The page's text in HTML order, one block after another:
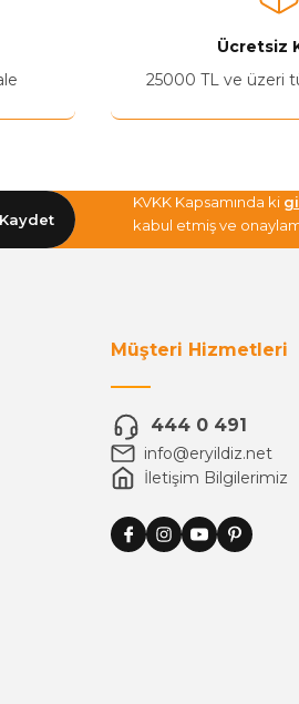
Ücretsiz
25000 TL ve üzeri
Kaydet
KVKK Kapsamında ki
kabul etmiş ve
Müşteri Hizmetleri
444 0 491
info@eryildiz.net
İletişim Bilgilerimiz